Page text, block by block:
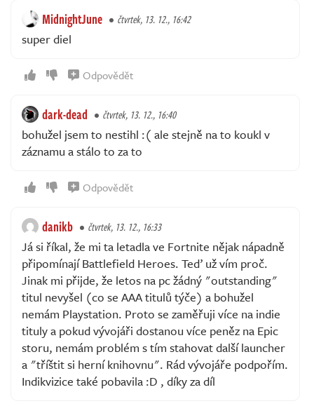
MidnightJune čtvrtek, 13. 12., 16:42
super diel
Odpovědět
dark-dead čtvrtek, 13. 12., 16:40
bohužel jsem to nestihl :( ale stejně na to koukl v
záznamu a stálo to za to
Odpovědět
danikb čtvrtek, 13. 12., 16:33
Já si říkal, že mi ta letadla ve Fortnite nějak nápadně
připomínají Battlefield Heroes. Teď už vím proč.
Jinak mi přijde, že letos na pc žádný "outstanding"
titul nevyšel (co se AAA titulů týče) a bohužel
nemám Playstation. Proto se zaměřuji více na indie
tituly a pokud vývojáři dostanou více peněz na Epic
storu, nemám problém s tím stahovat další launcher
a "tříštit si herní knihovnu". Rád vývojáře podpořím.
Indikvizice také pobavila :D , díky za díl